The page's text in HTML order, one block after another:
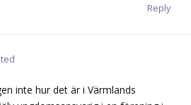
Reply
inte hur det är i Värmlands